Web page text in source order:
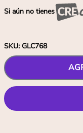
Si aún no tienes
SKU: GLC768